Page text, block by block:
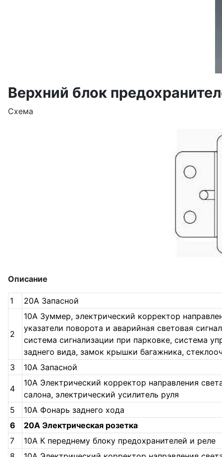
Верхний блок
Схема
Описание
1 20А Запасной
2
10А Зуммер, электрический корректор
указатели поворота и аварийная световая
система сигнализации при парковке, система
заднего вида, замок крышки багажника,
3
10А Запасной
4
10А Электрический корректор направления
салона, электрический усилитель руля
5
10А Фонарь заднего хода
6
20А Электрическая розетка
7
10А К переднему блоку предохранителей и реле